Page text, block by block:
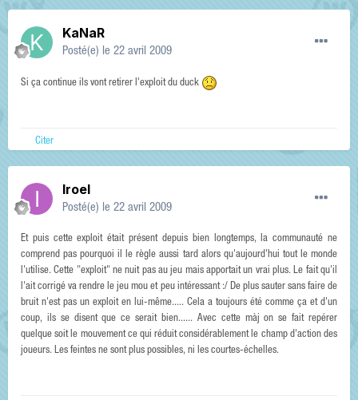
KaNaR
Posté(e) le 22 avril 2009
Si ça continue ils vont retirer l'exploit du duck
Citer
Iroel
Posté(e) le 22 avril 2009
Et puis cette exploit était présent depuis bien longtemps, la communauté ne
comprend pas pourquoi il le règle aussi tard alors qu'aujourd'hui tout le monde
l'utilise. Cette "exploit" ne nuit pas au jeu mais apportait un vrai plus. Le fait qu'il
l'ait corrigé va rendre le jeu mou et peu intéressant :/ De plus sauter sans faire de
bruit n'est pas un exploit en lui-même..... Cela a toujours été comme ça et d'un
coup, ils se disent que ce serait bien...... Avec cette màj on se fait repérer
quelque soit le mouvement ce qui réduit considérablement le champ d'action des
joueurs. Les feintes ne sont plus possibles, ni les courtes-échelles.